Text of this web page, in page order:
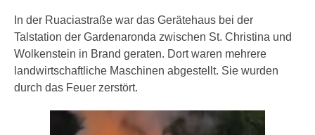
In der Ruaciastraße war das Gerätehaus bei der
Talstation der Gardenaronda zwischen St. Christina und
Wolkenstein in Brand geraten. Dort waren mehrere
landwirtschaftliche Maschinen abgestellt. Sie wurden
durch das Feuer zerstört.